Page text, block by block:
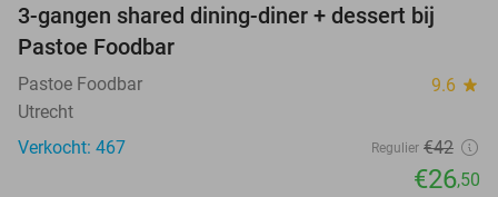
37%
3-gangen shared dining-diner + dessert bij
Pastoe Foodbar
Pastoe Foodbar 9.6 star
Utrecht
Verkocht: 467
Regulier €42
€26,50